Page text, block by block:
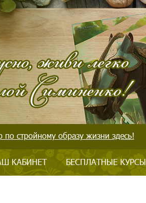
по стройному образу жизни здесь!
КАБИНЕТ БЕСПЛАТНЫЕ КУРСЫ